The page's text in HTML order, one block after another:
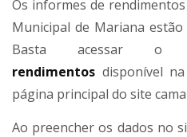
Os informes de
Municipal de Mariana
Basta acessar
rendimentos disponível na
página principal do site
Ao preencher os dados no